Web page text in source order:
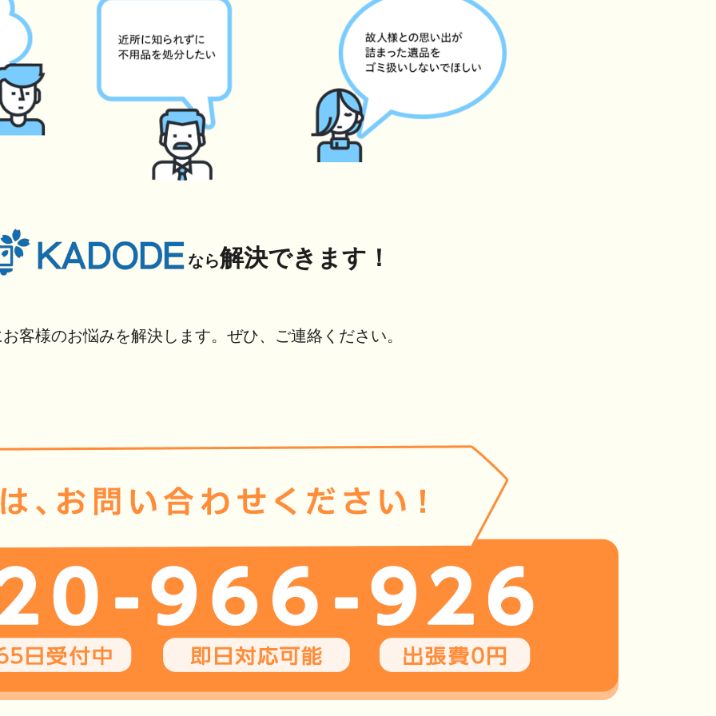
なら解決できます！
客様のお悩みを解決します。ぜひ、ご連絡ください。